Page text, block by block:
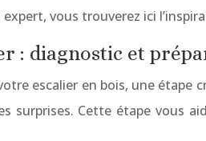
vous trouverez ici
: diagnostic et
escalier en bois, une étape
surprises. Cette étape